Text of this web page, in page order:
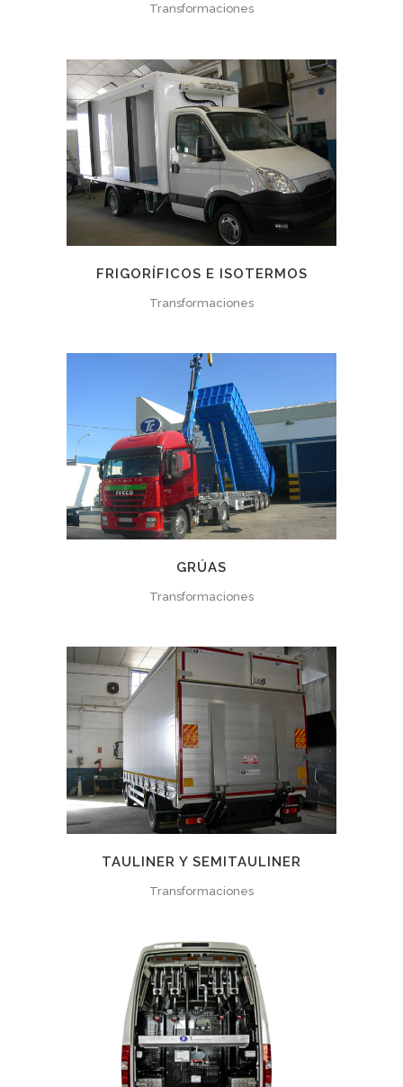
Transformaciones
FRIGORÍFICOS E ISOTERMOS
Transformaciones
GRÚAS
Transformaciones
TAULINER Y SEMITAULINER
Transformaciones